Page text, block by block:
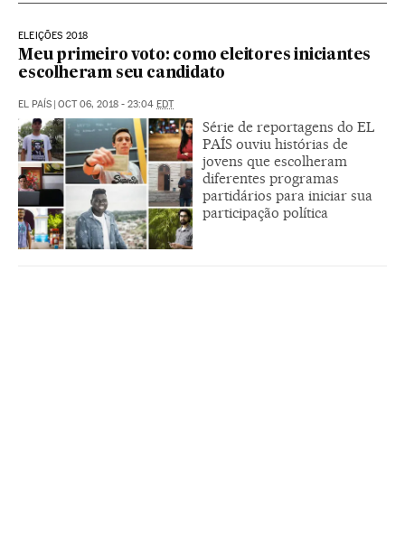
ELEIÇÕES 2018
Meu primeiro voto: como eleitores iniciantes
escolheram seu candidato
EL PAÍS OCT 06, 2018 - 23:04 EDT
Série de reportagens do EL
PAÍS ouviu histórias de
jovens que escolheram
diferentes programas
partidários para iniciar sua
participação política